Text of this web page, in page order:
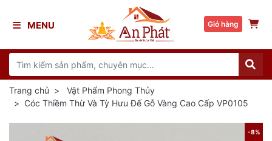
MENU Giỏ hàng
Trang chủ
Vật Phẩm Phong Thủy
Cóc Thiềm Thừ Và Tỳ Hưu Đế Gỗ Vàng Cao Cấp VP0105
-8%